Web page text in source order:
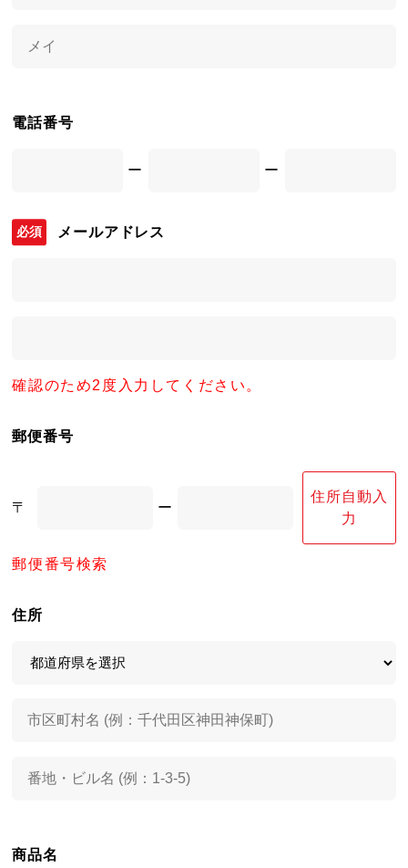
電話番号
ー ー
メールアドレス
確認のため2度入力してください。
郵便番号
〒 ー
住所自動入
力
郵便番号検索
住所
商品名